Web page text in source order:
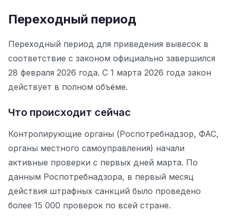
Переходный период
Переходный период для приведения вывесок в
соответствие с законом официально завершился
28 февраля 2026 года. С 1 марта 2026 года закон
действует в полном объёме.
Что происходит сейчас
Контролирующие органы (Роспотребнадзор, ФАС,
органы местного самоуправления) начали
активные проверки с первых дней марта. По
данным Роспотребнадзора, в первый месяц
действия штрафных санкций было проведено
более 15 000 проверок по всей стране.